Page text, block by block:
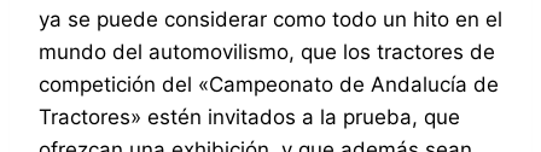
ya se puede considerar como todo un hito en el
mundo del automovilismo, que los tractores de
competición del «Campeonato de Andalucía de
Tractores» estén invitados a la prueba, que